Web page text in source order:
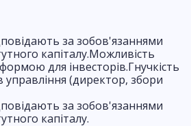
за зобов'язаннями
капіталу.Можливість
для інвесторів.Гнучкість
управління (директор, збори
за зобов'язаннями
капіталу.